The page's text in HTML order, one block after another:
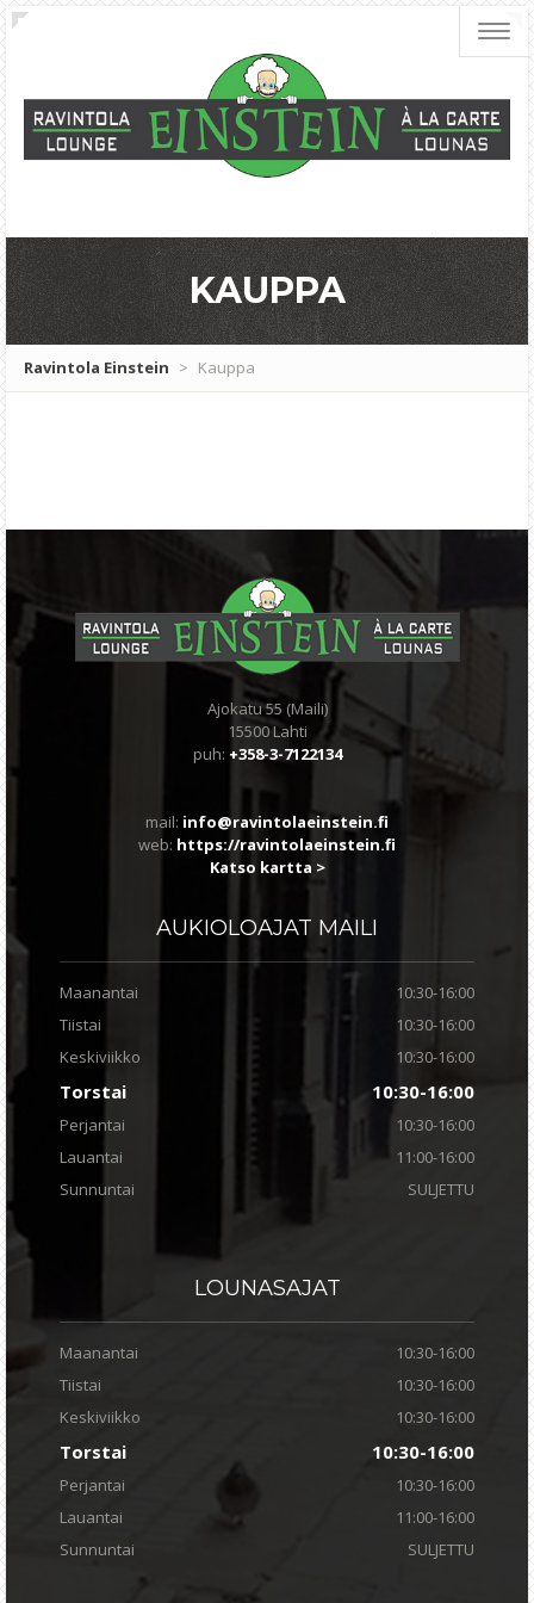
KAUPPA
Ravintola Einstein > Kauppa
Ajokatu 55 (Maili)
15500 Lahti
puh: +358-3-7122134
mail: info@ravintolaeinstein.fi
web: https://ravintolaeinstein.fi
Katso kartta >
AUKIOLOAJAT MAILI
Maanantai
10:30-16:00
Tiistai
10:30-16:00
Keskiviikko
10:30-16:00
Torstai 10:30-16:00
Perjantai
10:30-16:00
Lauantai
11:00-16:00
Sunnuntai
SULJETTU
LOUNASAJAT
Maanantai
10:30-16:00
Tiistai
10:30-16:00
Keskiviikko
10:30-16:00
Torstai 10:30-16:00
Perjantai
10:30-16:00
Lauantai
11:00-16:00
Sunnuntai
SULJETTU